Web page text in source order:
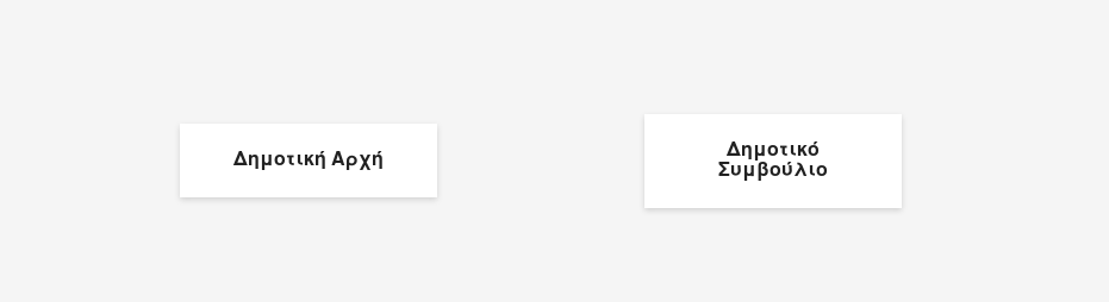
Δημοτική Αρχή Δημοτικό
Συμβούλιο